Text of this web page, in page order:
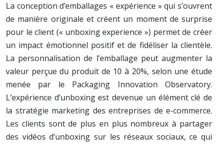
La conception d’emballages « expérience » qui s’ouvrent
de manière originale et créent un moment de surprise
pour le client (« unboxing experience ») permet de créer
un impact émotionnel positif et de fidéliser la clientèle.
La personnalisation de l’emballage peut augmenter la
valeur perçue du produit de 10 à 20%, selon une étude
menée par le Packaging Innovation Observatory.
L’expérience d’unboxing est devenue un élément clé de
la stratégie marketing des entreprises de e-commerce.
Les clients sont de plus en plus nombreux à partager
des vidéos d’unboxing sur les réseaux sociaux, ce qui